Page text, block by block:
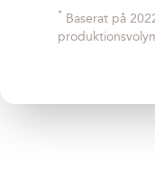
* Baserat på